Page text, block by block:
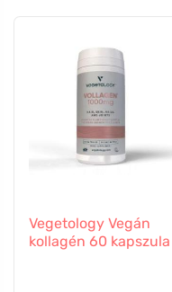
Vegetology Vegán
kollagén 60 kapszula